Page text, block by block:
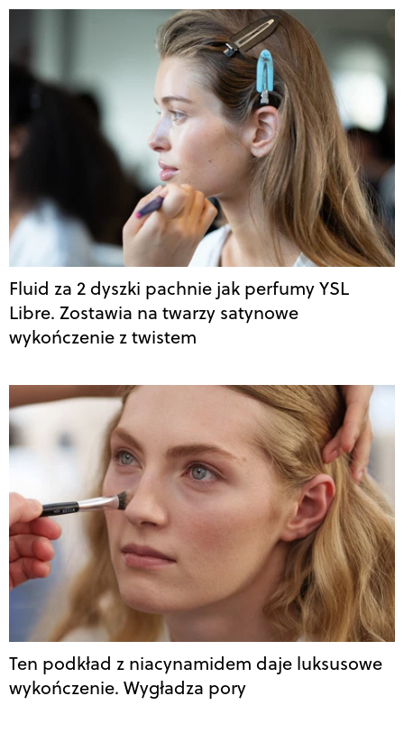
Fluid za 2 dyszki pachnie jak perfumy YSL
Libre. Zostawia na twarzy satynowe
wykończenie z twistem
Ten podkład z niacynamidem daje luksusowe
wykończenie. Wygładza pory